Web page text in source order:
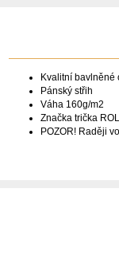
Kvalitní bavlněné
Pánský střih
Váha 160g/m2
Značka trička
POZOR! Raději